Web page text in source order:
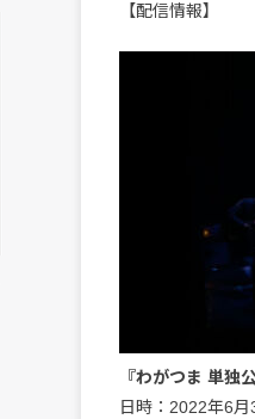
【配信情報】
『わがつま 単独
日時：2022年6